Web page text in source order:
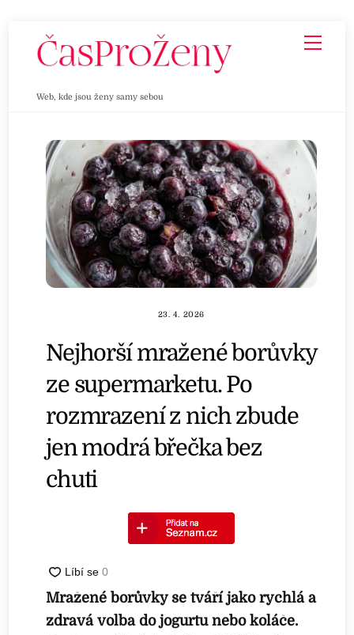
Web, kde jsou ženy samy sebou
23. 4. 2026
Nejhorší mražené borůvky
ze supermarketu. Po
rozmrazení z nich zbude
jen modrá břečka bez
chuti
Mražené borůvky se tváří jako rychlá a
zdravá volba do jogurtu nebo koláče.